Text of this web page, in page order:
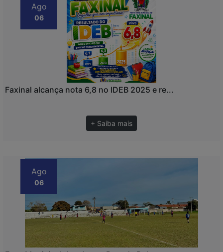
Ago
06
Faxinal alcança nota 6,8 no IDEB 2025 e re...
+ Saiba mais
Ago
06